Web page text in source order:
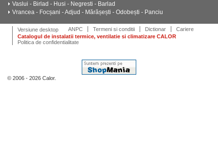
Vaslui - Birlad - Husi - Negresti - Barlad
Vrancea - Focșani - Adjud - Mărășești - Odobești - Panciu
Versiune desktop ANPC Termeni si conditii Dictionar
Cariere
Catalogul de instalatii termice, ventilatie si climatizare CALOR
Politica de confidentialitate
© 2006 - 2026 Calor.